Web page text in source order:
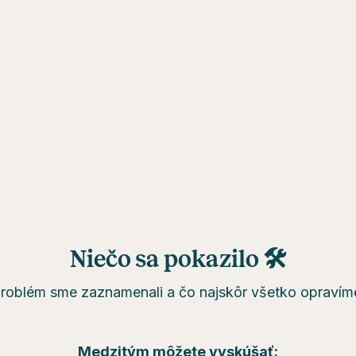
Niečo sa pokazilo 🛠
sme zaznamenali a čo najskôr všetko
Medzitým môžete vyskúšať: